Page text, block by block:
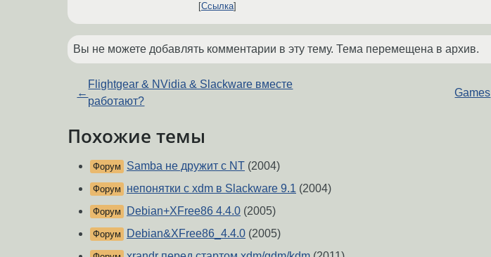
Ссылка
Вы не можете добавлять комментарии в эту тему. Тема перемещена в архив.
←
Flightgear & NVidia & Slackware вместе
работают?
Games
Похожие темы
Форум Samba не дружит с NT (2004)
Форум непонятки с xdm в Slackware 9.1 (2004)
Форум Debian+XFree86 4.4.0 (2005)
Форум Debian&XFree86_4.4.0 (2005)